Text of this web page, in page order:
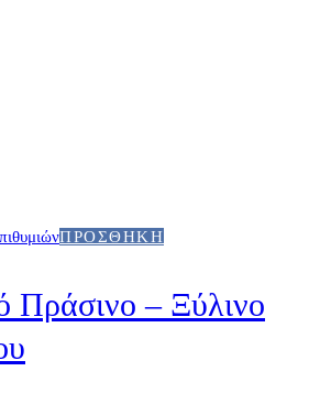
ΠΡΟΣΘΉΚΗ
Πράσινο – Ξύλινο